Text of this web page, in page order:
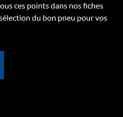
ces points dans nos fiches
du bon pneu pour vos